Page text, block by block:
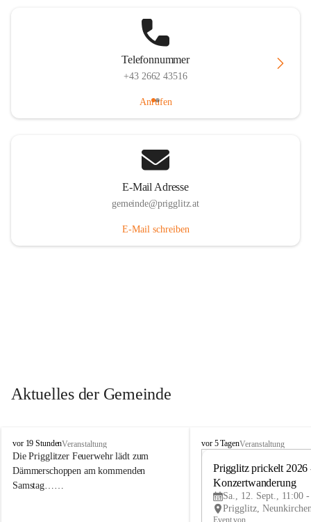
Telefonnummer
+43 2662 43516
Anrufen
E-Mail Adresse
gemeinde@prigglitz.at
E-Mail schreiben
Aktuelles der Gemeinde
P
r
i
g
vor 19 StundenVeranstaltung
Die Prigglitzer Feuerwehr lädt zum
Dämmerschoppen am kommenden
Samstag……
P
vor 5 TagenVeranstaltung
Prigglitz prickelt 2026
Konzertwanderung
Sa., 12. Sept., 11:00
Event von